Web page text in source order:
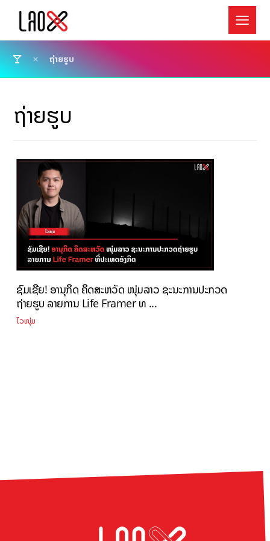
ຖ່າຍຮູບ
ຖ່າຍຮູບ
ຊົມເຊີຍ! ອານຸກິດ ຄິດສະຫວັດ ໜຸ່ມລາວ ຊະນະການປະກວດ
ຖ່າຍຮູບ ລາຍການ Life Framer ທ ...
ໄວໜຸ່ມ